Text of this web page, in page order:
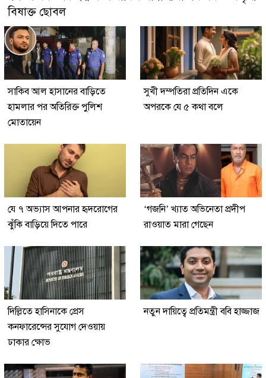
বিষাক্ত ছোবল
সাকিব আল হাসানের বাড়িতে
হামলার পর অতিরিক্ত পুলিশ
মোতায়েন
সুখী দম্পতিরা প্রতিদিন একে
অপরকে যে ৫ কথা বলে
যে ৭ অভ্যাস আপনার হৃদরোগের
ঝুঁকি বাড়িয়ে দিতে পারে
‘গজনি’ খ্যাত অভিনেতা প্রদীপ
রাওয়াত মারা গেছেন
দিল্লিতে হাসিনাকে প্রেস
কনফারেন্সের সুযোগ দেওয়ায়
ঢাকার ক্ষোভ
নতুন দায়িত্বে প্রতিমন্ত্রী ববি হাজ্জাজ